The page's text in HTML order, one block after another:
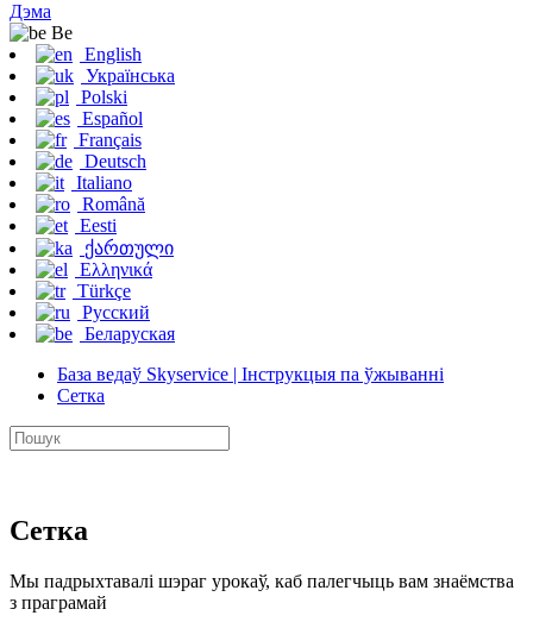
Дэма
Be
English
Українська
Polski
Español
Français
Deutsch
Italiano
Română
Eesti
ქართული
Ελληνικά
Türkçe
Русский
Беларуская
База ведаў Skyservice | Інструкцыя па ўжыванні
Сетка
Сетка
Мы падрыхтавалі шэраг урокаў, каб палегчыць вам знаёмства
з праграмай